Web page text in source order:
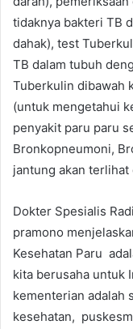
tidaknya bakteri TB
dahak), test
TB dalam tubuh
Tuberkulin dibawah
(untuk mengetahui
penyakit paru paru
Bronkopneumoni,
jantung akan
Dokter Spesialis
pramono
Kesehatan Paru
kita berusaha untuk
kementerian adalah
kesehatan,